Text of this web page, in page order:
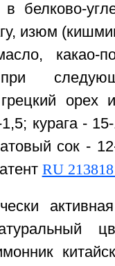
в белково-
изюм
какао-
курага -
сок -
RU